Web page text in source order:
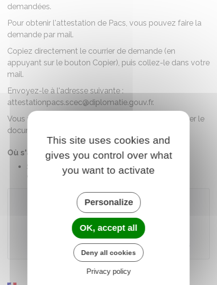
demandées.
Pour obtenir l'attestation de Pacs, vous pouvez faire la
demande par mail.
Copiez directement le courrier de demande (en
appuyant sur le bouton Copier), puis collez-le dans votre
mail.
Envoyez-le à l'adresse suivante :
attestationpacs.scec@diplomatie.gouv.fr.
Vous pouvez aussi télécharger la demande, imprimer le
document et l'envoyer par courrier simple.
Où s'adresser ?
Service central d'état civil - Demande
d'attestation de Pacs
Accéder au modèle de document
Ministère chargé de l'Europe et des affaires étrangères
This site uses cookies and
gives you control over what
you want to activate
Personalize
OK, accept all
Deny all cookies
Privacy policy